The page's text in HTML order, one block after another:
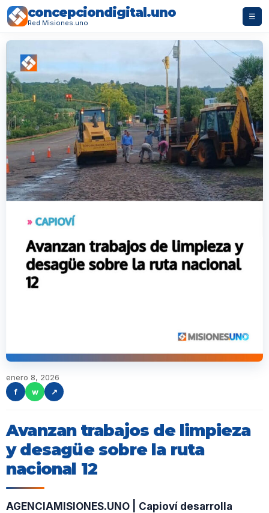
concepciondigital.uno
Red Misiones.uno
☰
enero 8, 2026
f
w ↗
Avanzan trabajos de limpieza
y desagüe sobre la ruta
nacional 12
AGENCIAMISIONES.UNO | Capioví desarrolla